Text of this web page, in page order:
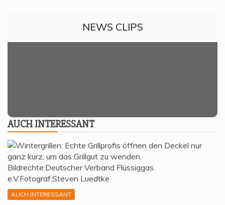
NEWS CLIPS
AUCH INTER­ES­SANT
AUCH INTERESSANT